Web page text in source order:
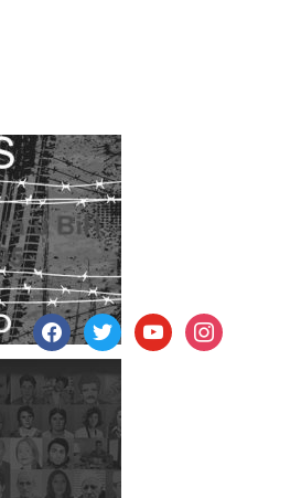
facebooktwitteryoutubeinstagram